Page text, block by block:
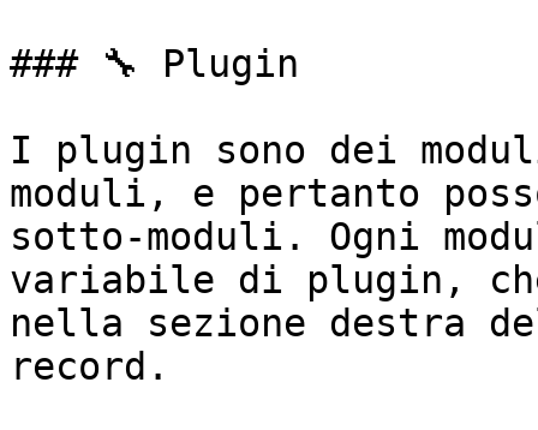
### 🔧 Plugin
I plugin sono dei
moduli, e pertanto
sotto-moduli. Ogni
variabile di plugin,
nella sezione destra
record.